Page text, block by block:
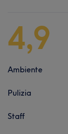
4,9
Ambiente
Pulizia
Staff